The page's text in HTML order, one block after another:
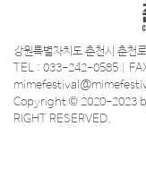
강원특별자치도 춘천시 춘천
TEL : 033-242-0585 |
Copyright © 2020-2023
RIGHT RESERVED.